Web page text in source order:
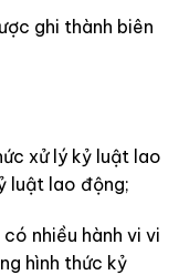
ghi thành biên
xử lý kỷ luật lao
luật lao động;
nhiều hành vi vi
hình thức kỷ